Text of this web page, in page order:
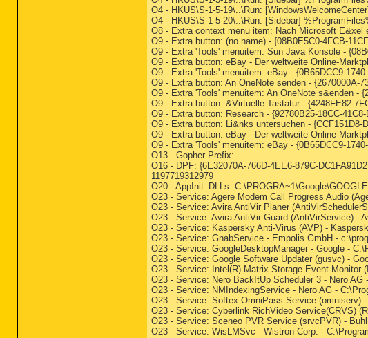
O4 - HKUS\S-1-5-19\..\Run:
O4 - HKUS\S-1-5-20\..\Run: [Sidebar]
O8 - Extra context menu item: Nach Microsoft
O9 - Extra button: (no name) - {08B0E5C0-4FCB-
O9 - Extra 'Tools' menuitem: Sun Java Konsole -
O9 - Extra button: eBay - Der weltweite Online-
O9 - Extra 'Tools' menuitem: eBay - {0B65DCC9-
O9 - Extra button: An OneNote senden - {2670000A-
O9 - Extra 'Tools' menuitem: An OneNote s&enden -
O9 - Extra button: &Virtuelle Tastatur - {4248FE82-
O9 - Extra button: Research - {92780B25-18CC-
O9 - Extra button: Li&nks untersuchen - {CCF151D8-
O9 - Extra button: eBay - Der weltweite Online-
O9 - Extra 'Tools' menuitem: eBay - {0B65DCC9-
O13 - Gopher Prefix:
O16 - DPF: {6E32070A-766D-4EE6-879C-
1197719312979
O20 - AppInit_DLLs:
O23 - Service: Agere Modem Call Progress Audio
O23 - Service: Avira AntiVir Planer
O23 - Service: Avira AntiVir Guard (AntiVirService) -
O23 - Service: Kaspersky Anti-Virus (AVP) -
O23 - Service: GnabService - Empolis GmbH -
O23 - Service: GoogleDesktopManager - Google -
O23 - Service: Google Software Updater (gusvc) -
O23 - Service: Intel(R) Matrix Storage Event Monitor
O23 - Service: Nero BackItUp Scheduler 3 - Nero
O23 - Service: NMIndexingService - Nero AG -
O23 - Service: Softex OmniPass Service (omniserv)
O23 - Service: Cyberlink RichVideo Service(CRVS)
O23 - Service: Sceneo PVR Service (srvcPVR) -
O23 - Service: WisLMSvc - Wistron Corp. -